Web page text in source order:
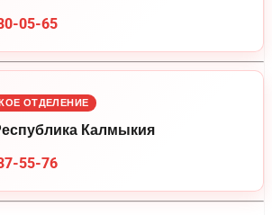
05-65
ОТДЕЛЕНИЕ
Калмыкия
55-76